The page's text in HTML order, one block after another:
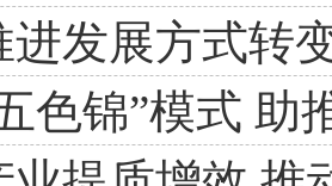
进发展方式转
色锦”模式 助